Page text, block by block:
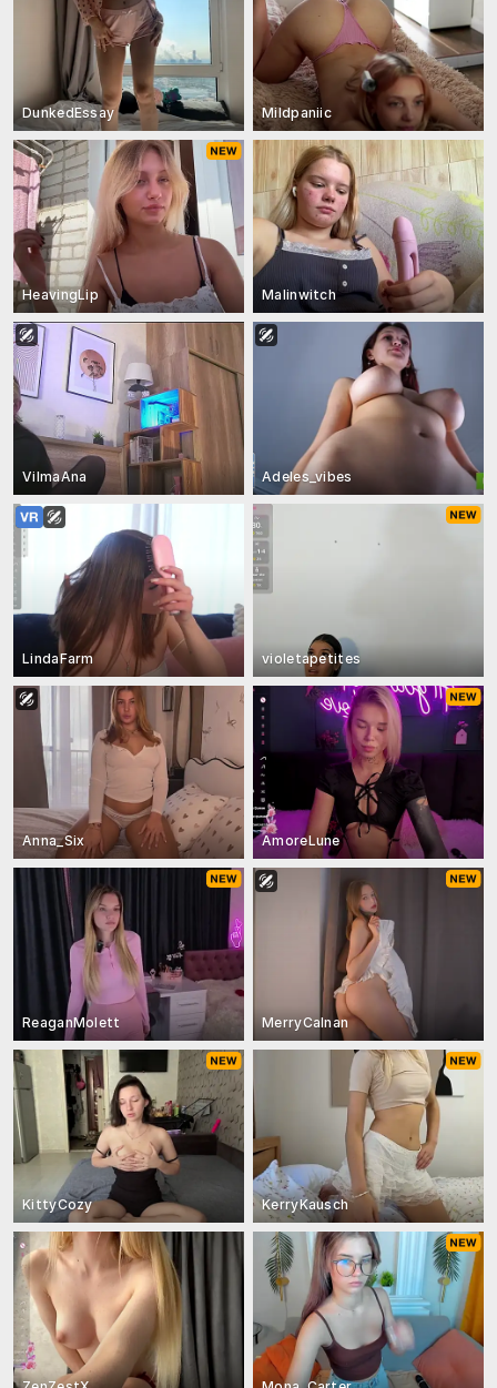
DunkedEssay Mildpaniic
HeavingLip Malinwitch
VilmaAna Adeles_vibes
LindaFarm violetapetites
Anna_Six AmoreLune
ReaganMolett MerryCalnan
KittyCozy KerryKausch